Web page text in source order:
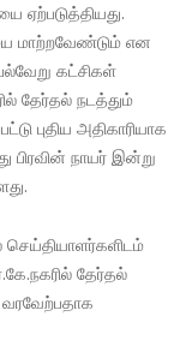
ஏற்படுத்தியது.
மாற்றவேண்டும் என
கட்சிகள்
தேர்தல் நடத்தும்
புதிய அதிகாரியாக
பிரவின் நாயர் இன்று
தேர்தல்
வரவேற்பதாக